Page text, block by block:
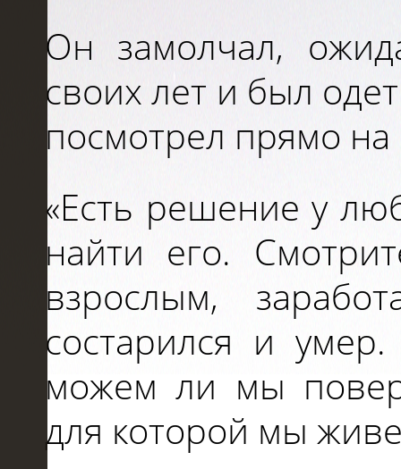
Он замолчал,
своих лет и был
посмотрел прямо на
«Есть решение у
найти его.
взрослым,
состарился и
можем ли мы
для которой мы